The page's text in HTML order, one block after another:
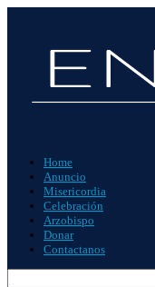
Home
Anuncio
Misericordia
Celebración
Arzobispo
Donar
Contactanos